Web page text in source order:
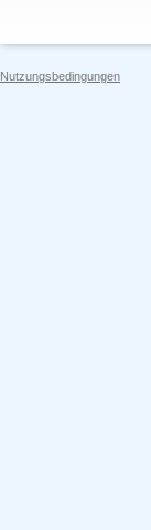
Nutzungsbedingungen